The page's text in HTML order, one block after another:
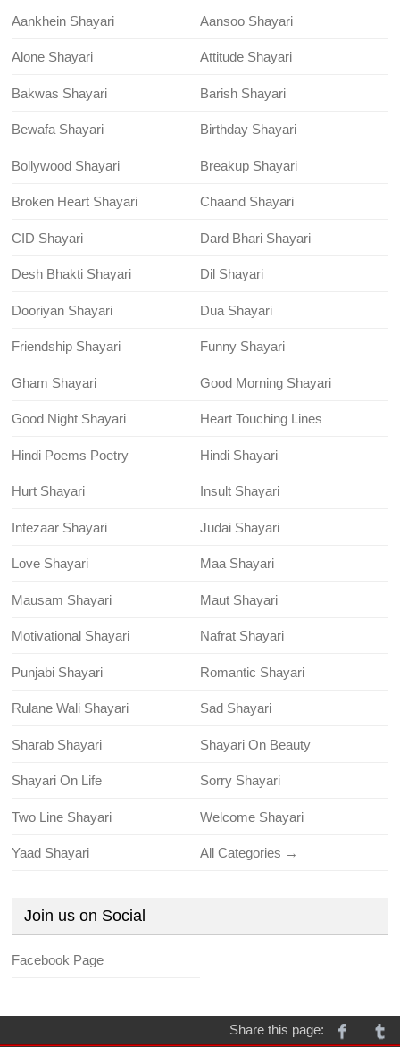
Aankhein Shayari Aansoo Shayari
Alone Shayari Attitude Shayari
Bakwas Shayari Barish Shayari
Bewafa Shayari Birthday Shayari
Bollywood Shayari Breakup Shayari
Broken Heart Shayari Chaand Shayari
CID Shayari Dard Bhari Shayari
Desh Bhakti Shayari Dil Shayari
Dooriyan Shayari Dua Shayari
Friendship Shayari Funny Shayari
Gham Shayari Good Morning Shayari
Good Night Shayari Heart Touching Lines
Hindi Poems Poetry Hindi Shayari
Hurt Shayari Insult Shayari
Intezaar Shayari Judai Shayari
Love Shayari Maa Shayari
Mausam Shayari Maut Shayari
Motivational Shayari Nafrat Shayari
Punjabi Shayari Romantic Shayari
Rulane Wali Shayari Sad Shayari
Sharab Shayari Shayari On Beauty
Shayari On Life Sorry Shayari
Two Line Shayari Welcome Shayari
Yaad Shayari All Categories →
Join us on Social
Facebook Page
Share this page: